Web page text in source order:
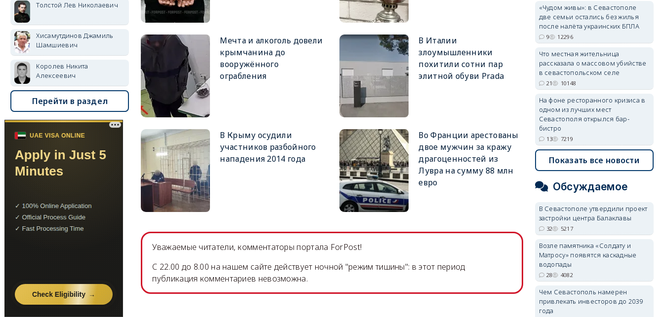
Мечта и алкоголь довели
крымчанина до
вооружённого
ограбления
В Италии
злоумышленники
похитили сотни пар
элитной обуви Prada
В Крыму осудили
участников разбойного
нападения 2014 года
Во Франции арестованы
двое мужчин за кражу
драгоценностей из
Лувра на сумму 88 млн
евро
Уважаемые читатели, комментаторы портала ForPost!
C 22.00 до 8.00 на нашем сайте действует ночной "режим тишины": в этот период
публикация комментариев невозможна.
Толстой Лев Николаевич
Хисамутдинов Джамиль
Шамшиевич
Королев Никита
Алексеевич
Перейти в раздел
«Чудом живы»: в Севастополе
две семьи остались без жилья
после налёта украинских БПЛА
9 12296
Что местная жительница
рассказала о массовом убийстве
в севастопольском селе
21 10148
На фоне ресторанного кризиса в
одном из лучших мест
Севастополя открылся бар-
бистро
13 7219
Показать все новости
Обсуждаемое
В Севастополе утвердили проект
застройки центра Балаклавы
32 5217
Возле памятника «Солдату и
Матросу» появятся каскадные
водопады
28 4082
Чем Севастополь намерен
привлекать инвесторов до 2039
года